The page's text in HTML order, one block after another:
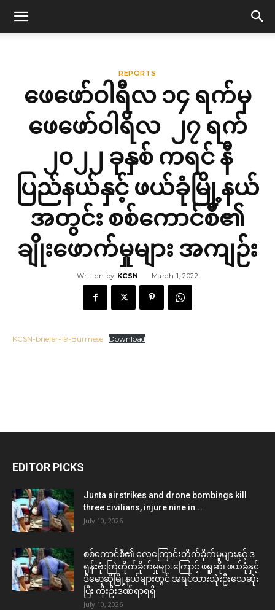
REPORTS
ဖေဖော်ဝါရီလ ၁၄ ရက်မှ
ဖေဖော်ဝါရိလ ၂၇ ရက်
၂၀၂၂ ခုနှစ် ကရင် နီ
ပြည်နယ်နှင့် ဖယ်ခုံမြို့နယ်
အတွင်း စစ်ကောင်စီ၏
ချိုးဖောက်မှုများ အကျဉ်း
Written by KCSN March 1, 2022
KCSN-briefer-19-Burmese Download
EDITOR PICKS
Junta airstrikes and drone bombings kill
three civilians, injure nine in...
July 10, 2026
စစ်ကောင်စီ၏ လေကြောင်းတိုက်ခိုက်မှုများနှင့် ဒ
ရုန်းဗုံးကြဲတိုက်ခိုက်မှုများကြောင့် ဖရူဆို၊ ဖယ်ခုံနှင့်
ဒီမော့ဆိုမြို့နယ်များတွင် အရပ်သားသုံးဦးသေဆုံး
ပြီး ကိုးဦးဒဏ်ရာရရှိ
July 10, 2026